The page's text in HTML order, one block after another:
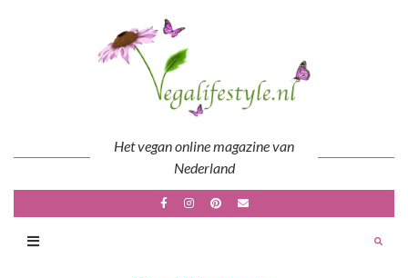
Het vegan online magazine van
Nederland